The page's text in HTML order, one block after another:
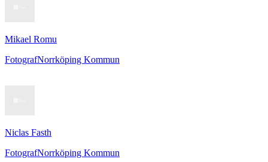
Mikael Romu
FotografNorrköping Kommun
Niclas Fasth
FotografNorrköping Kommun